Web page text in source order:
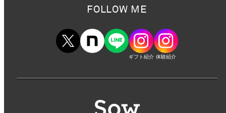
FOLLOW ME
ギフト紹介 体験紹介